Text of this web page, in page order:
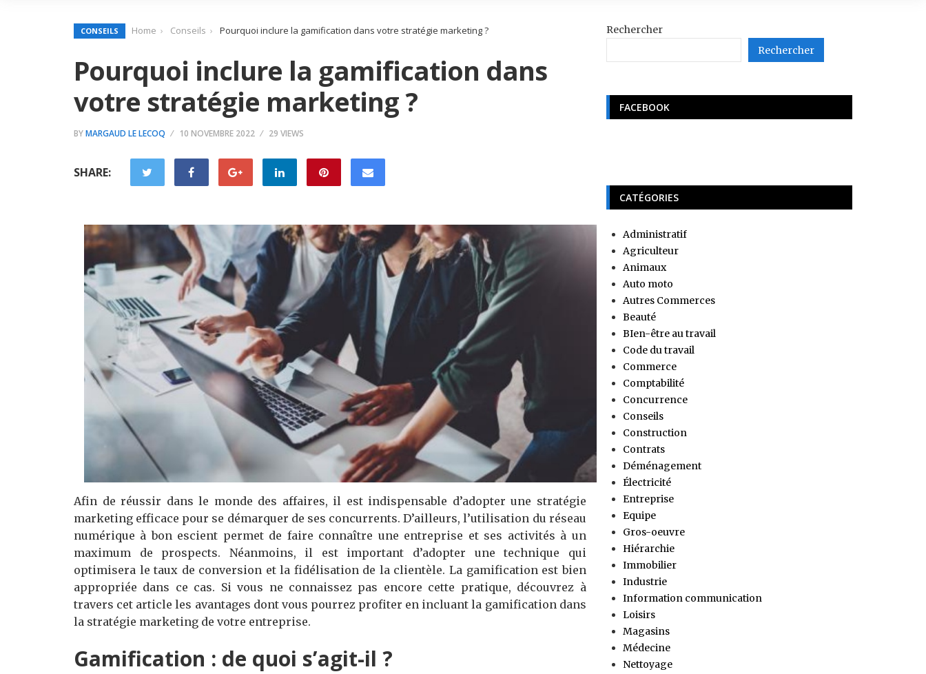
CONSEILS Home Conseils Pourquoi inclure la gamification dans votre stratégie marketing ?
Pourquoi inclure la gamification dans
votre stratégie marketing ?
BYMARGAUD LE LECOQ 10 NOVEMBRE 2022 29 VIEWS
SHARE:
Afin de réussir dans le monde des affaires, il est indispensable d’adopter une stratégie
marketing efficace pour se démarquer de ses concurrents. D’ailleurs, l’utilisation du réseau
numérique à bon escient permet de faire connaître une entreprise et ses activités à un
maximum de prospects. Néanmoins, il est important d’adopter une technique qui
optimisera le taux de conversion et la fidélisation de la clientèle. La gamification est bien
appropriée dans ce cas. Si vous ne connaissez pas encore cette pratique, découvrez à
travers cet article les avantages dont vous pourrez profiter en incluant la gamification dans
la stratégie marketing de votre entreprise.
Gamification : de quoi s’agit-il ?
Rechercher
Rechercher
FACEBOOK
CATÉGORIES
Administratif
Agriculteur
Animaux
Auto moto
Autres Commerces
Beauté
BIen-être au travail
Code du travail
Commerce
Comptabilité
Concurrence
Conseils
Construction
Contrats
Déménagement
Électricité
Entreprise
Equipe
Gros-oeuvre
Hiérarchie
Immobilier
Industrie
Information communication
Loisirs
Magasins
Médecine
Nettoyage